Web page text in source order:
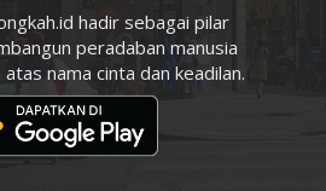
hadir sebagai pilar
peradaban manusia
nama cinta dan keadilan.